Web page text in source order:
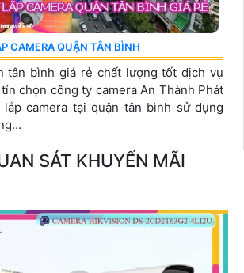
CAMERA QUẬN TÂN BÌNH
tân bình giá rẻ chất lượng tốt dịch vụ
chọn công ty camera An Thành Phát
camera tại quận tân bình sử dụng
SÁT KHUYẾN MÃI